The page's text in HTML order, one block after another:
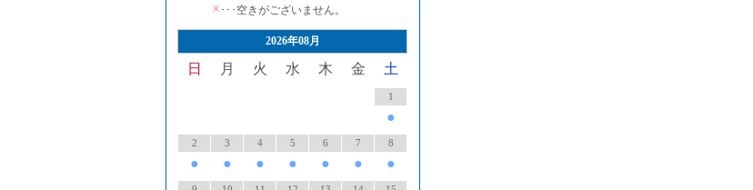
× ･･･空きがございません。
2026年08月
日 月 火 水 木 金 土
1
●
2
●
3
●
4
●
5
●
6
●
7
●
8
●